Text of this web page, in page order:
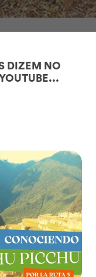
DIZEM NO